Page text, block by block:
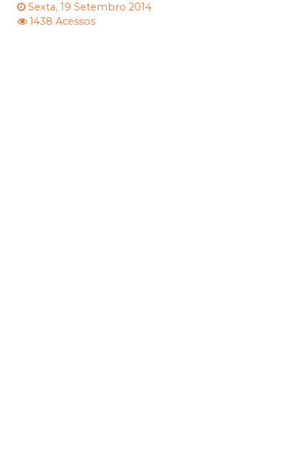
Sexta, 19 Setembro 2014
1438 Acessos